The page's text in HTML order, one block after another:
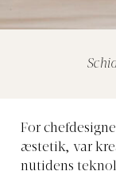
For
æstetik, var
nutidens